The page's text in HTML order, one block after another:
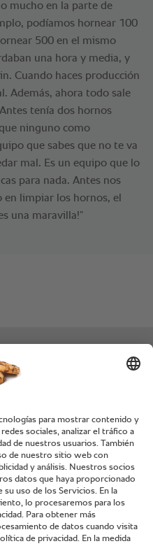
mucho en la parte de
podíamos hornear 100
500 en el mismo
una hora y media, y
Cuando haces producción
Además, ahora todo sale
tenía dos hornos
ninguno como
que sabes que no te va
mal. Es un equipo que lo
para nada. Antes nos
limpiar los hornos, el
una maravilla!”